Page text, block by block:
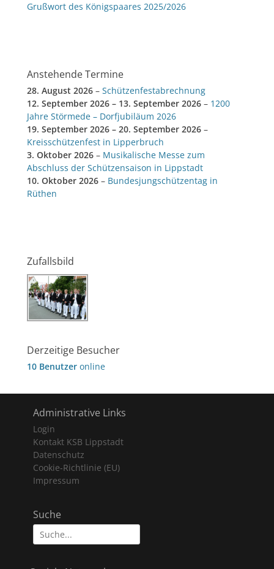
Grußwort des Königspaares 2025/2026
Anstehende Termine
28. August 2026 – Schützenfestabrechnung
12. September 2026 – 13. September 2026 – 1200
Jahre Störmede – Dorfjubiläum 2026
19. September 2026 – 20. September 2026 –
Kreisschützenfest in Lipperbruch
3. Oktober 2026 – Musikalische Messe zum
Abschluss der Schützensaison in Lippstadt
10. Oktober 2026 – Bundesjungschützentag in
Rüthen
Zufallsbild
Derzeitige Besucher
10 Benutzer online
Administrative Links
Login
Kontakt KSB Lippstadt
Datenschutz
Cookie-Richtlinie (EU)
Impressum
Suche
Suche
nach: